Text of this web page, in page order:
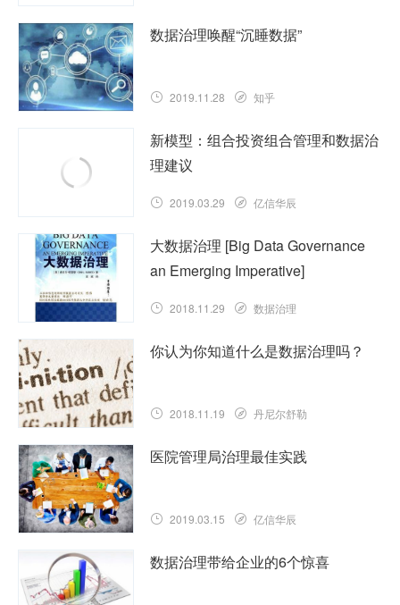
数据治理唤醒“沉睡数据”
2019.11.28 知乎
新模型：组合投资组合管理和数据治
理建议
2019.03.29 亿信华辰
大数据治理 [Big Data Governance
an Emerging Imperative]
2018.11.29 数据治理
你认为你知道什么是数据治理吗？
2018.11.19 丹尼尔舒勒
医院管理局治理最佳实践
2019.03.15 亿信华辰
数据治理带给企业的6个惊喜